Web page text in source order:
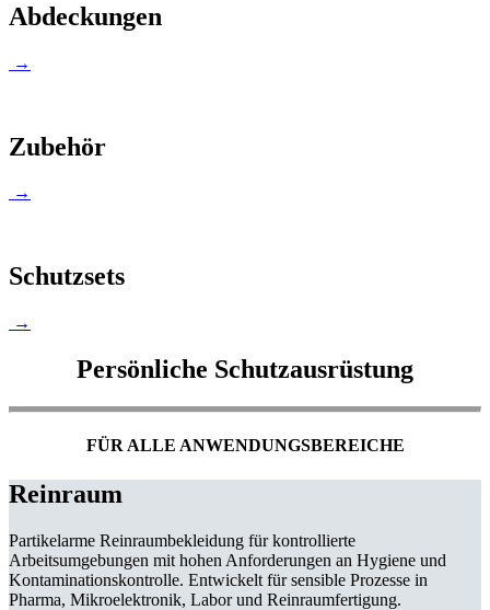
Abdeckungen
→
Zubehör
→
Schutzsets
→
Persönliche Schutzausrüstung
FÜR ALLE ANWENDUNGSBEREICHE
Reinraum
Partikelarme Reinraumbekleidung für kontrollierte
Arbeitsumgebungen mit hohen Anforderungen an Hygiene und
Kontaminationskontrolle. Entwickelt für sensible Prozesse in
Pharma, Mikroelektronik, Labor und Reinraumfertigung.